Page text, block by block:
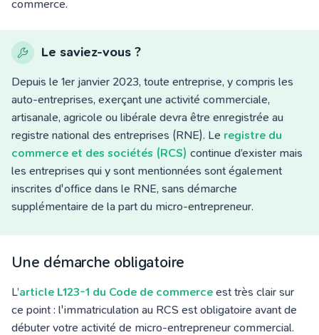
commerce.
Le saviez-vous ?
Depuis le 1er janvier 2023, toute entreprise, y compris les
auto-entreprises, exerçant une activité commerciale,
artisanale, agricole ou libérale devra être enregistrée au
registre national des entreprises (RNE). Le registre du
commerce et des sociétés (RCS) continue d’exister mais
les entreprises qui y sont mentionnées sont également
inscrites d'office dans le RNE, sans démarche
supplémentaire de la part du micro-entrepreneur.
Une démarche obligatoire
L’article L123-1 du Code de commerce est très clair sur
ce point : l'immatriculation au RCS est obligatoire avant de
débuter votre activité de micro-entrepreneur commercial.